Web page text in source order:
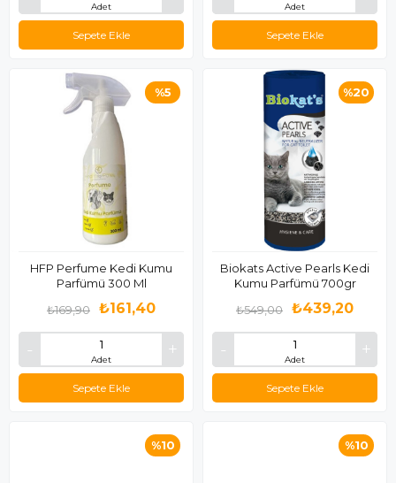
Adet
Sepete Ekle
Adet
Sepete Ekle
HFP Perfume Kedi Kumu
Parfümü 300 Ml
Adet
₺161,40
₺169,90
Sepete Ekle
%5
Biokats Active Pearls Kedi
Kumu Parfümü 700gr
Adet
₺439,20
₺549,00
Sepete Ekle
%20
%10 %10